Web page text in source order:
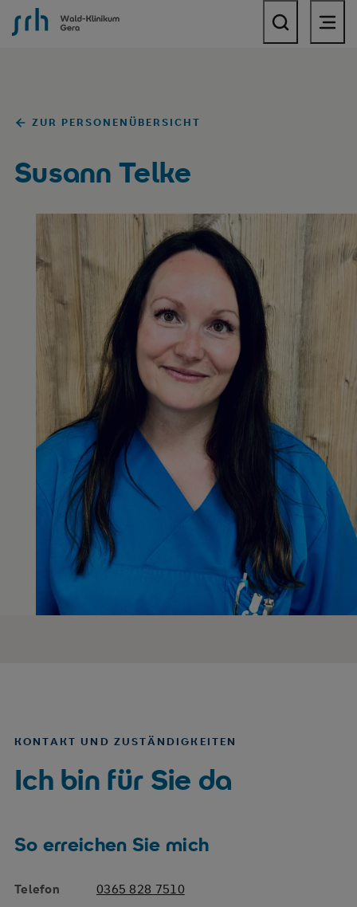
SRH Wald-Klinikum Gera
ZUR PERSONENÜBERSICHT
Susann Telke
KONTAKT UND ZUSTÄNDIGKEITEN
Ich bin für Sie da
So erreichen Sie mich
Telefon
0365 828 7510